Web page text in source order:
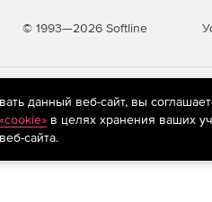
© 1993—2026 Softline
рекомендательные
к предпочтениям
данный веб-сайт, вы
в целях хранения ваших
сайта.